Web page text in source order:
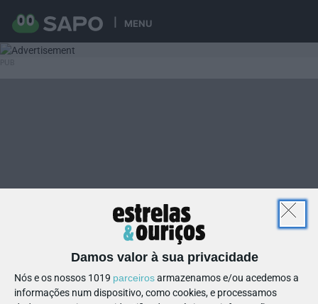
MENU
Damos valor à sua privacidade
Nós e os nossos 1019 parceirosarmazenamos e/ou acedemos a
informações num dispositivo, como cookies, e processamos